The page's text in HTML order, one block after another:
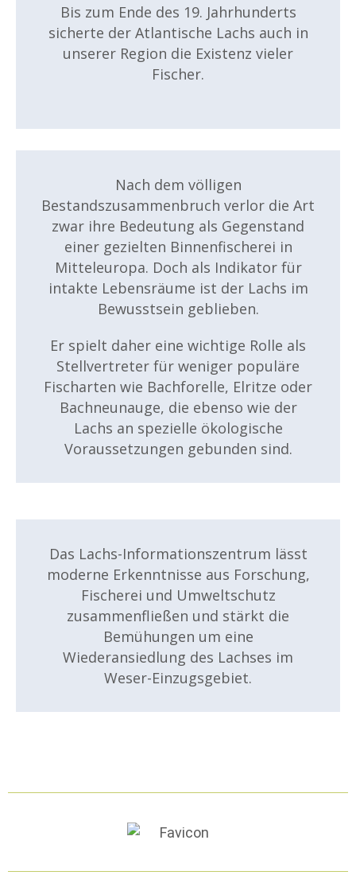
Bis zum Ende des 19. Jahrhunderts
sicherte der Atlantische Lachs auch in
unserer Region die Existenz vieler
Fischer.
Nach dem völligen
Bestandszusammenbruch verlor die Art
zwar ihre Bedeutung als Gegenstand
einer gezielten Binnenfischerei in
Mitteleuropa. Doch als Indikator für
intakte Lebensräume ist der Lachs im
Bewusstsein geblieben.
Er spielt daher eine wichtige Rolle als
Stellvertreter für weniger populäre
Fischarten wie Bachforelle, Elritze oder
Bachneunauge, die ebenso wie der
Lachs an spezielle ökologische
Voraussetzungen gebunden sind.
Das Lachs-Informationszentrum lässt
moderne Erkenntnisse aus Forschung,
Fischerei und Umweltschutz
zusammenfließen und stärkt die
Bemühungen um eine
Wiederansiedlung des Lachses im
Weser-Einzugsgebiet.